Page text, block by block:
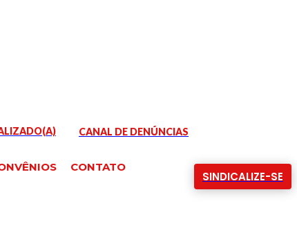
CANAL DE DENÚNCIAS
CONTATO
SINDICALIZE-SE